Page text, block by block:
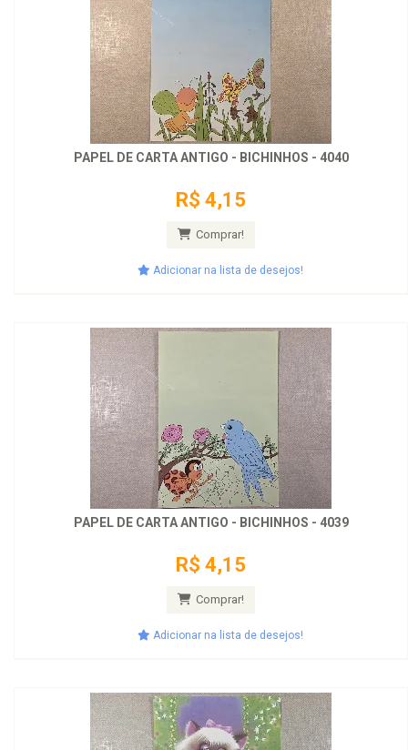
PAPEL DE CARTA ANTIGO - BICHINHOS - 4040
R$ 4,15
Comprar!
Adicionar na lista de desejos!
PAPEL DE CARTA ANTIGO - BICHINHOS - 4039
R$ 4,15
Comprar!
Adicionar na lista de desejos!